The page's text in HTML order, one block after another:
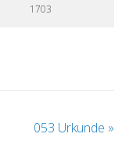
1703
053 Urkunde »